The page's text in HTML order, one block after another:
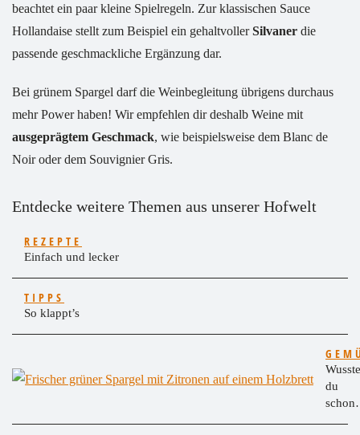
beachtet ein paar kleine Spielregeln. Zur klassischen Sauce
Hollandaise stellt zum Beispiel ein gehaltvollerSilvaner die
passende geschmackliche Ergänzung dar.
Bei grünem Spargel darf die Weinbegleitung übrigens durchaus
mehr Power haben! Wir empfehlen dir deshalb Weine mit
ausgeprägtem Geschmack, wie beispielsweise dem Blanc de
Noir oder dem Souvignier Gris.
Entdecke weitere Themen aus unserer Hofwelt
REZEPTE
Einfach und lecker
TIPPS
So klappt’s
du